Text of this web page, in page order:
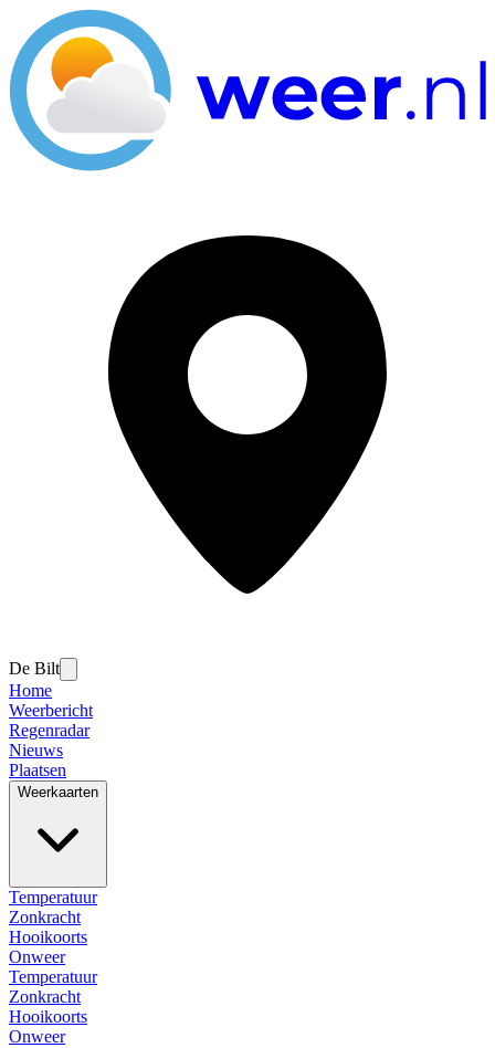
De Bilt
Home
Weerbericht
Regenradar
Nieuws
Plaatsen
Weerkaarten
Temperatuur
Zonkracht
Hooikoorts
Onweer
Temperatuur
Zonkracht
Hooikoorts
Onweer